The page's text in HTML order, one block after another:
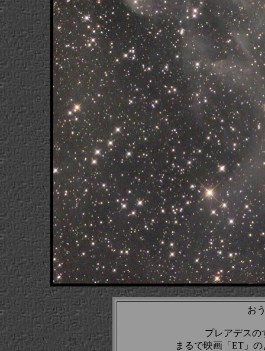
お
プレアデスの
まるで映画「ET」